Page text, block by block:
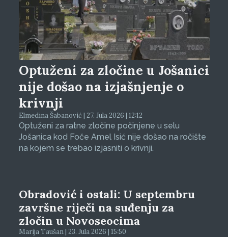
Optuženi za zločine u Jošanici
nije došao na izjašnjenje o
krivnji
Elmedina Šabanović | 27. Jula 2026 | 12:12
Optuženi za ratne zločine počinjene u selu
Jošanica kod Foče Amel Isić nije došao na ročište
na kojem se trebao izjasniti o krivnji.
Obradović i ostali: U septembru
završne riječi na suđenju za
zločin u Novoseocima
Marija Taušan | 23. Jula 2026 | 15:50